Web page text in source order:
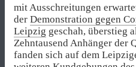
mit Ausschreitungen
der Demonstration gegen
Leipzig geschah, überstieg
Zehntausend Anhänger der
fanden sich auf dem